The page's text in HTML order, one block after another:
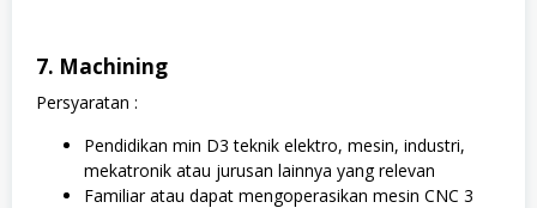
7. Machining
Persyaratan :
Pendidikan min D3 teknik elektro, mesin, industri,
mekatronik atau jurusan lainnya yang relevan
Familiar atau dapat mengoperasikan mesin CNC 3